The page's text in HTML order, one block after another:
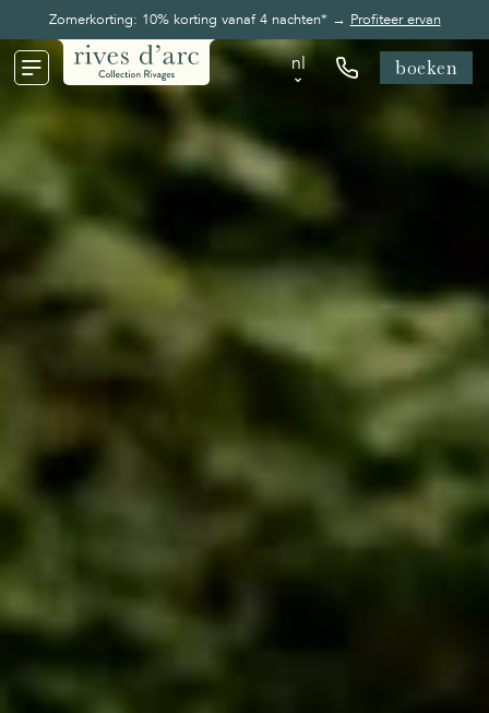
Zomerkorting: 10% korting vanaf 4 nachten* → Profiteer ervan
nl
en
fr
boeken